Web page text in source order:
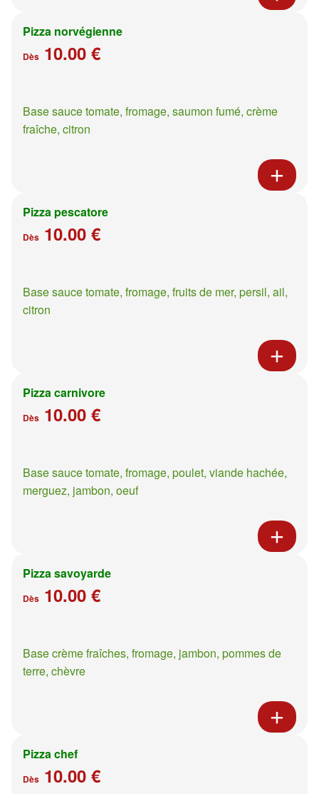
Pizza norvégienne
Dès 10.00 €
Base sauce tomate, fromage, saumon fumé, crème
fraîche, citron
Pizza pescatore
Dès 10.00 €
Base sauce tomate, fromage, fruits de mer, persil, ail,
citron
Pizza carnivore
Dès 10.00 €
Base sauce tomate, fromage, poulet, viande hachée,
merguez, jambon, oeuf
Pizza savoyarde
Dès 10.00 €
Base crème fraîches, fromage, jambon, pommes de
terre, chèvre
Pizza chef
Dès 10.00 €